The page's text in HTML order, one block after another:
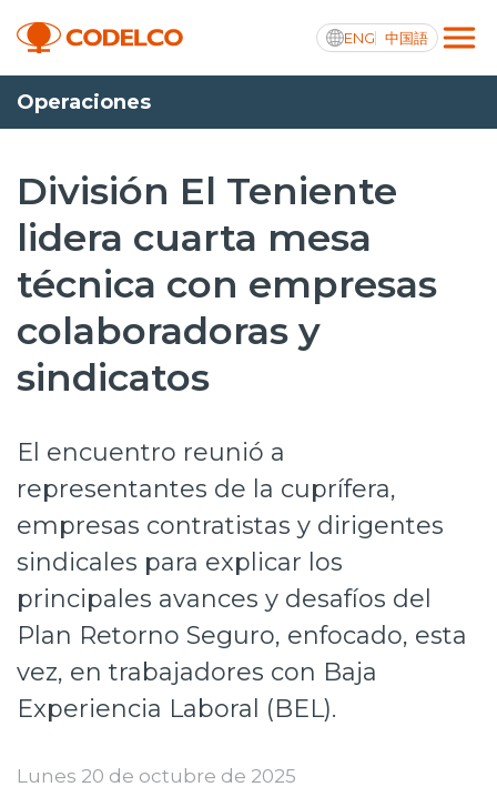
ENG 中国語
Transparencia activa
Nosotros
Operaciones
Proyectos
Sustentabilidad
Inversionistas
Prensa
Trabaja en Codelco
Transparencia activa
Canales de denuncia
Proveedores
Operaciones
División El Teniente
lidera cuarta mesa
técnica con empresas
colaboradoras y
sindicatos
El encuentro reunió a
representantes de la cuprífera,
empresas contratistas y dirigentes
sindicales para explicar los
principales avances y desafíos del
Plan Retorno Seguro, enfocado, esta
vez, en trabajadores con Baja
Experiencia Laboral (BEL).
Lunes 20 de octubre de 2025